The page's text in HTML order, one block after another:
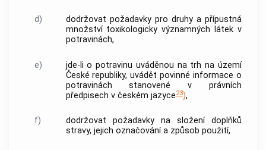
d)
dodržovat požadavky pro druhy a přípustná
množství toxikologicky významných látek v
potravinách,
e)
jde-li o potravinu uváděnou na trh na území
České republiky, uvádět povinné informace o
potravinách stanovené v právních
předpisech v českém jazyce23),
f) dodržovat požadavky na složení doplňků
stravy, jejich označování a způsob použití,